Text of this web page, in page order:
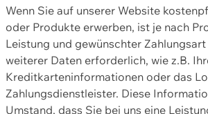
Wenn Sie auf unserer Website
oder Produkte erwerben, ist je nach
Leistung und gewünschter
weiterer Daten erforderlich, wie z.B.
Kreditkarteninformationen oder das
Zahlungsdienstleister. Diese
Umstand, dass Sie bei uns eine